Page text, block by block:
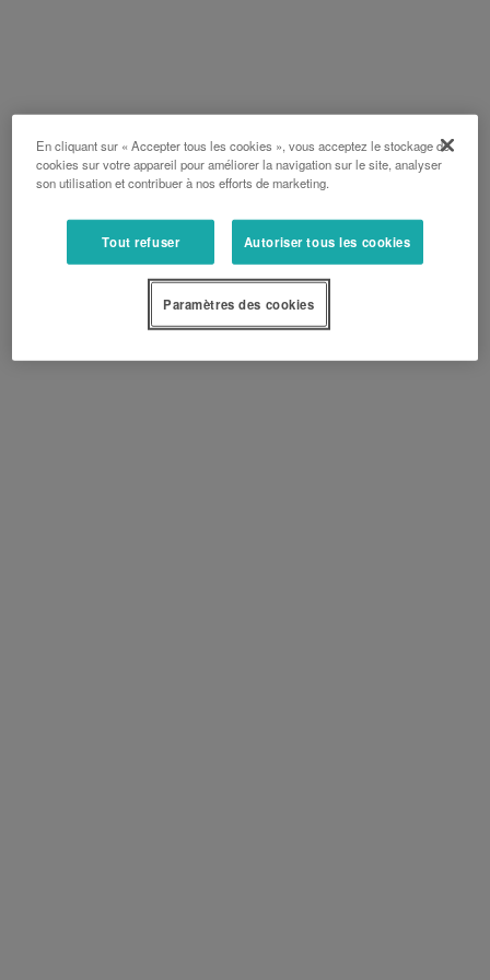
En cliquant sur « Accepter tous les cookies », vous acceptez le stockage de
cookies sur votre appareil pour améliorer la navigation sur le site, analyser
son utilisation et contribuer à nos efforts de marketing.
Tout refuser Autoriser tous les cookies
Paramètres des cookies